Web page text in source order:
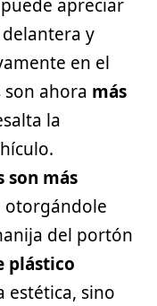
apreciar
y
en el
son ahora más
la
son más
otorgándole
del portón
plástico
estética, sino